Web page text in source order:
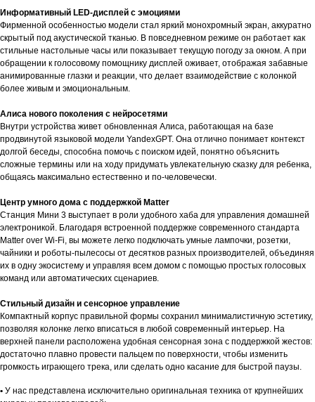
Информативный LED-дисплей с эмоциями
Фирменной особенностью модели стал яркий монохромный экран, аккуратно
скрытый под акустической тканью. В повседневном режиме он работает как
стильные настольные часы или показывает текущую погоду за окном. А при
обращении к голосовому помощнику дисплей оживает, отображая забавные
анимированные глазки и реакции, что делает взаимодействие с колонкой
более живым и эмоциональным.
Алиса нового поколения с нейросетями
Внутри устройства живет обновленная Алиса, работающая на базе
продвинутой языковой модели YandexGPT. Она отлично понимает контекст
долгой беседы, способна помочь с поиском идей, понятно объяснить
сложные термины или на ходу придумать увлекательную сказку для ребенка,
общаясь максимально естественно и по-человечески.
Центр умного дома с поддержкой Matter
Станция Мини 3 выступает в роли удобного хаба для управления домашней
электроникой. Благодаря встроенной поддержке современного стандарта
Matter over Wi-Fi, вы можете легко подключать умные лампочки, розетки,
чайники и роботы-пылесосы от десятков разных производителей, объединяя
их в одну экосистему и управляя всем домом с помощью простых голосовых
команд или автоматических сценариев.
Стильный дизайн и сенсорное управление
Компактный корпус правильной формы сохранил минималистичную эстетику,
позволяя колонке легко вписаться в любой современный интерьер. На
верхней панели расположена удобная сенсорная зона с поддержкой жестов:
достаточно плавно провести пальцем по поверхности, чтобы изменить
громкость играющего трека, или сделать одно касание для быстрой паузы.
• У нас представлена исключительно оригинальная техника от крупнейших